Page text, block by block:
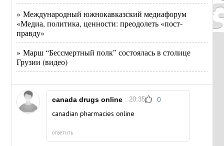
» Международный южнокавказский медиафорум
«Медиа, политика, ценности: преодолеть «пост-
правду»
» Марш “Бессмертный полк” состоялась в столице
Грузии (видео)
canada drugs online : 20:35 0
canadian pharmacies online
ответить